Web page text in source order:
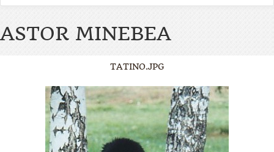
ASTOR MINEBEA
TATINO.JPG